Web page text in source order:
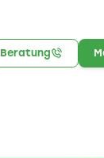
Beratung